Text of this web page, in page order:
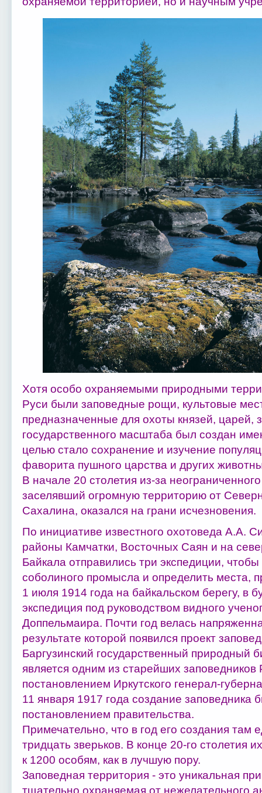
Хотя особо охраняемыми природными
Руси были заповедные рощи, культовые
предназначенные для охоты князей, царей,
государственного масштаба был создан
целью стало сохранение и изучение
фаворита пушного царства и других
В начале 20 столетия из-за
заселявший огромную территорию от
Сахалина, оказался на грани исчезновения.
По инициативе известного охотоведа А.А.
районы Камчатки, Восточных Саян и на
Байкала отправились три экспедиции,
соболиного промысла и определить места,
1 июля 1914 года на байкальском берегу, в
экспедиция под руководством видного
Доппельмаира. Почти год велась
результате которой появился проект
Баргузинский государственный природный
является одним из старейших
постановлением Иркутского генерал-
11 января 1917 года создание
постановлением правительства.
Примечательно, что в год его создания там
тридцать зверьков. В конце 20-го столетия
к 1200 особям, как в лучшую пору.
Заповедная территория - это уникальная
тщательно охраняемая от нежелательного